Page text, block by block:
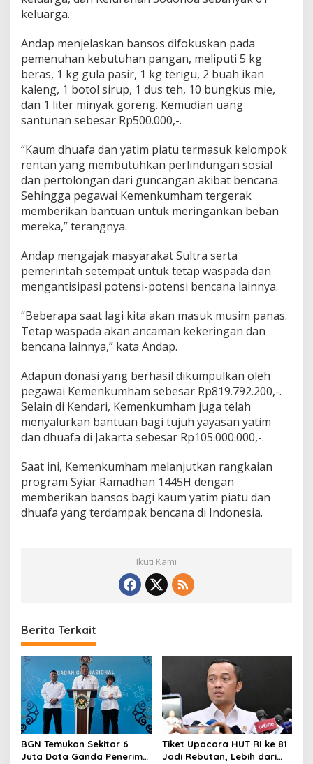
a
r
i
keluarga.
Andap menjelaskan bansos difokuskan pada
pemenuhan kebutuhan pangan, meliputi 5 kg
beras, 1 kg gula pasir, 1 kg terigu, 2 buah ikan
kaleng, 1 botol sirup, 1 dus teh, 10 bungkus mie,
dan 1 liter minyak goreng. Kemudian uang
santunan sebesar Rp500.000,-.
“Kaum dhuafa dan yatim piatu termasuk kelompok
rentan yang membutuhkan perlindungan sosial
dan pertolongan dari guncangan akibat bencana.
Sehingga pegawai Kemenkumham tergerak
memberikan bantuan untuk meringankan beban
mereka,” terangnya.
Andap mengajak masyarakat Sultra serta
pemerintah setempat untuk tetap waspada dan
mengantisipasi potensi-potensi bencana lainnya.
“Beberapa saat lagi kita akan masuk musim panas.
Tetap waspada akan ancaman kekeringan dan
bencana lainnya,” kata Andap.
Adapun donasi yang berhasil dikumpulkan oleh
pegawai Kemenkumham sebesar Rp819.792.200,-.
Selain di Kendari, Kemenkumham juga telah
menyalurkan bantuan bagi tujuh yayasan yatim
dan dhuafa di Jakarta sebesar Rp105.000.000,-.
Saat ini, Kemenkumham melanjutkan rangkaian
program Syiar Ramadhan 1445H dengan
memberikan bansos bagi kaum yatim piatu dan
dhuafa yang terdampak bencana di Indonesia.
Ikuti Kami
Berita Terkait
BGN Temukan Sekitar 6
Juta Data Ganda Penerima
Tiket Upacara HUT RI ke 81
Jadi Rebutan, Lebih dari